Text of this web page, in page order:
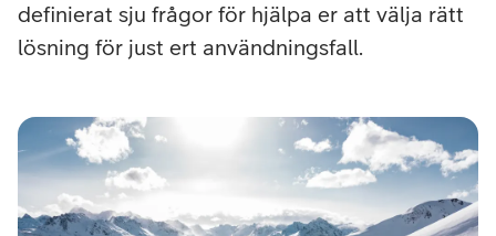
definierat sju frågor för hjälpa er att välja rätt
lösning för just ert användningsfall.